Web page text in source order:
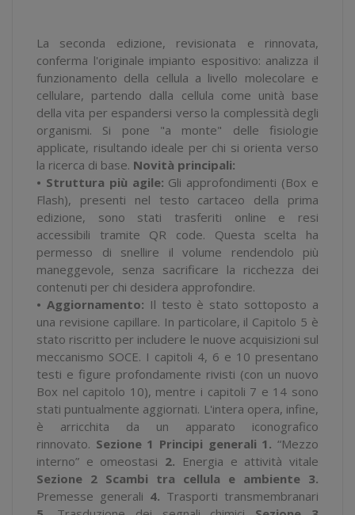
La seconda edizione, revisionata e rinnovata,
conferma l'originale impianto espositivo: analizza il
funzionamento della cellula a livello molecolare e
cellulare, partendo dalla cellula come unità base
della vita per espandersi verso la complessità degli
organismi. Si pone "a monte" delle fisiologie
applicate, risultando ideale per chi si orienta verso
la ricerca di base. Novità principali:
• Struttura più agile: Gli approfondimenti (Box e
Flash), presenti nel testo cartaceo della prima
edizione, sono stati trasferiti online e resi
accessibili tramite QR code. Questa scelta ha
permesso di snellire il volume rendendolo più
maneggevole, senza sacrificare la ricchezza dei
contenuti per chi desidera approfondire.
• Aggiornamento: Il testo è stato sottoposto a
una revisione capillare. In particolare, il Capitolo 5 è
stato riscritto per includere le nuove acquisizioni sul
meccanismo SOCE. I capitoli 4, 6 e 10 presentano
testi e figure profondamente rivisti (con un nuovo
Box nel capitolo 10), mentre i capitoli 7 e 14 sono
stati puntualmente aggiornati. L'intera opera, infine,
è arricchita da un apparato iconografico
rinnovato. Sezione 1 Principi generali 1. “Mezzo
interno” e omeostasi 2. Energia e attività vitale
Sezione 2 Scambi tra cellula e ambiente 3.
Premesse generali 4. Trasporti transmembranari